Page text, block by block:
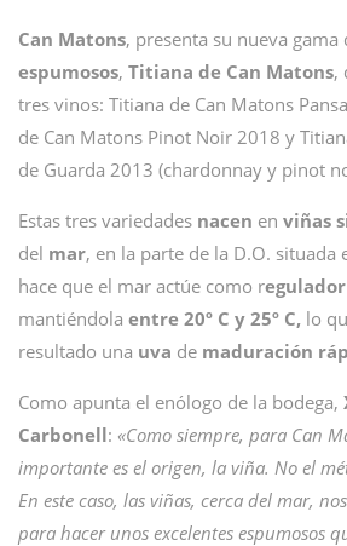
Can Matons, presenta su nueva gama
espumosos, Titiana de Can Matons,
tres vinos: Titiana de Can Matons
de Can Matons Pinot Noir 2018 y
de Guarda 2013 (chardonnay y pinot
Estas tres variedades nacen en viñas
del mar, en la parte de la D.O. situada
hace que el mar actúe como r
mantiéndola entre 20º C y 25º C, lo
resultado una uva de maduración
Como apunta el enólogo de la bodega,
Carbonell: «Como siempre, para Can
importante es el origen, la viña. No el
En este caso, las viñas, cerca del mar,
para hacer unos excelentes espumosos